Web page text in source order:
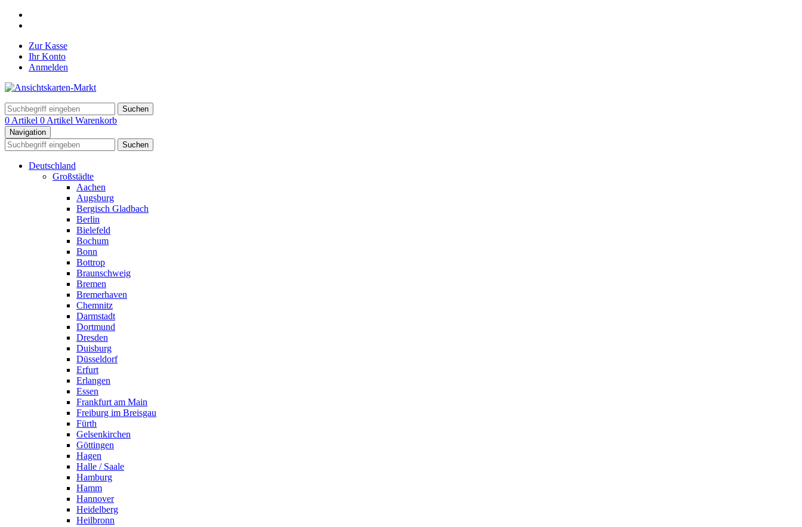
Zur Kasse
Ihr Konto
Anmelden
Suchen
0 Artikel 0 Artikel Warenkorb
Navigation
Suchen
Deutschland
Großstädte
Aachen
Augsburg
Bergisch Gladbach
Berlin
Bielefeld
Bochum
Bonn
Bottrop
Braunschweig
Bremen
Bremerhaven
Chemnitz
Darmstadt
Dortmund
Dresden
Duisburg
Düsseldorf
Erfurt
Erlangen
Essen
Frankfurt am Main
Freiburg im Breisgau
Fürth
Gelsenkirchen
Göttingen
Hagen
Halle / Saale
Hamburg
Hamm
Hannover
Heidelberg
Heilbronn